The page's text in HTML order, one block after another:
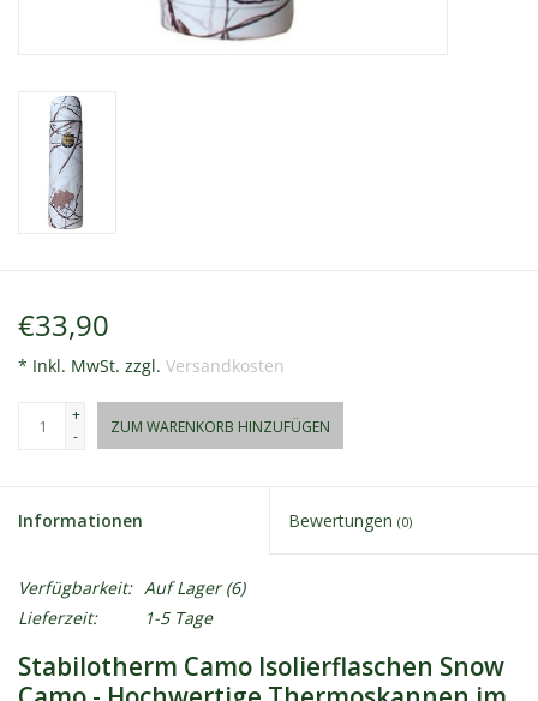
€33,90
* Inkl. MwSt. zzgl. Versandkosten
+
-
ZUM WARENKORB HINZUFÜGEN
Informationen Bewertungen (0)
Verfügbarkeit: Auf Lager(6)
Lieferzeit:
1-5 Tage
Stabilotherm Camo Isolierflaschen Snow